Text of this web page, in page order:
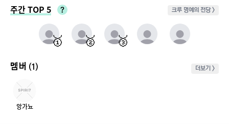
주간 TOP 5 크루 명예의 전당 >
매주 월요일부터 일요일까지 가장 클라이밍 시간이 많은 유저를 실시간으로 반영.
동점자 처리방식 : 클라이밍 횟수가 많은 순
🥇 🥈 🥉
멤버 (1) 더보기 >
앙가뇨